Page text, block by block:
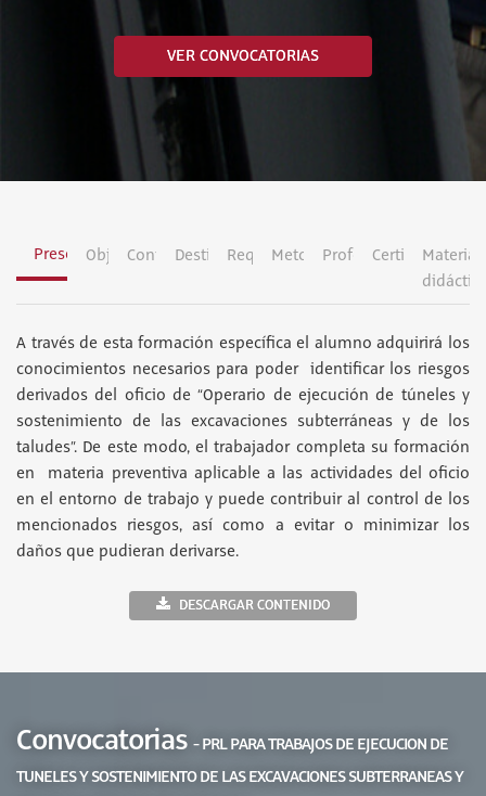
VER CONVOCATORIAS
Presentación
ObjetivosContenidosDestinatariosRequisitosMetodologíaProfesoradoCertificación
Material
A través de esta formación específica el alumno adquirirá los
conocimientos necesarios para poder identificar los riesgos
derivados del oficio de “Operario de ejecución de túneles y
sostenimiento de las excavaciones subterráneas y de los
taludes”. De este modo, el trabajador completa su formación
en materia preventiva aplicable a las actividades del oficio
en el entorno de trabajo y puede contribuir al control de los
mencionados riesgos, así como a evitar o minimizar los
daños que pudieran derivarse.
DESCARGAR CONTENIDO
Convocatorias - PRL PARA TRABAJOS DE EJECUCION DE
TUNELES Y SOSTENIMIENTO DE LAS EXCAVACIONES SUBTERRANEAS Y